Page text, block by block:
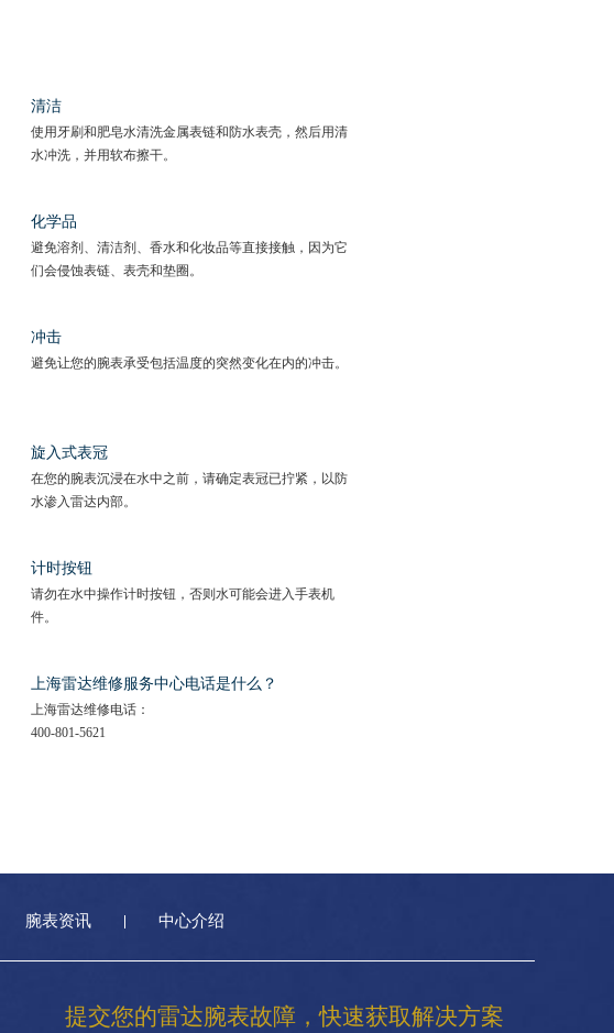
清洁
使用牙刷和肥皂水清洗金属表链和防水表壳，然后用清
水冲洗，并用软布擦干。
化学品
避免溶剂、清洁剂、香水和化妆品等直接接触，因为它
们会侵蚀表链、表壳和垫圈。
冲击
避免让您的腕表承受包括温度的突然变化在内的冲击。
旋入式表冠
在您的腕表沉浸在水中之前，请确定表冠已拧紧，以防
水渗入雷达内部。
计时按钮
请勿在水中操作计时按钮，否则水可能会进入手表机
件。
上海雷达维修服务中心电话是什么？
上海雷达维修电话：
400-801-5621
腕表资讯 中心介绍
提交您的雷达腕表故障，快速获取解决方案